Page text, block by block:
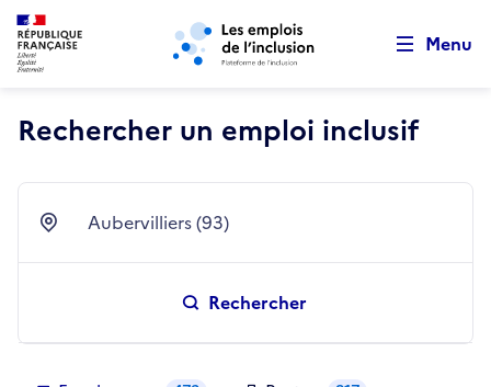
Aller au menu principal Aller au contenu principal
Menu
Rechercher un emploi inclusif
Ville Aubervilliers (93)
Rechercher
Retour au début de la page
Panneau de gestion des cookies